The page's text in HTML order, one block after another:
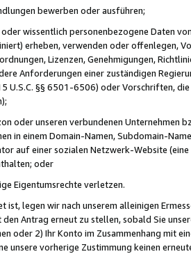
bewerben oder ausführen;
wissentlich personenbezogene Daten
erheben, verwenden oder offenlegen,
Lizenzen, Genehmigungen,
Anforderungen einer zuständigen
U.S.C. §§ 6501-6506) oder Vorschriften,
oder unseren verbundenen Unternehmen
in einem Domain-Namen, Subdomain-
auf einer sozialen Netzwerk-Website
oder
Eigentumsrechte verletzen.
ist, legen wir nach unserem alleinigen
Antrag erneut zu stellen, sobald Sie
oder 2) Ihr Konto im Zusammenhang mit
unsere vorherige Zustimmung keinen